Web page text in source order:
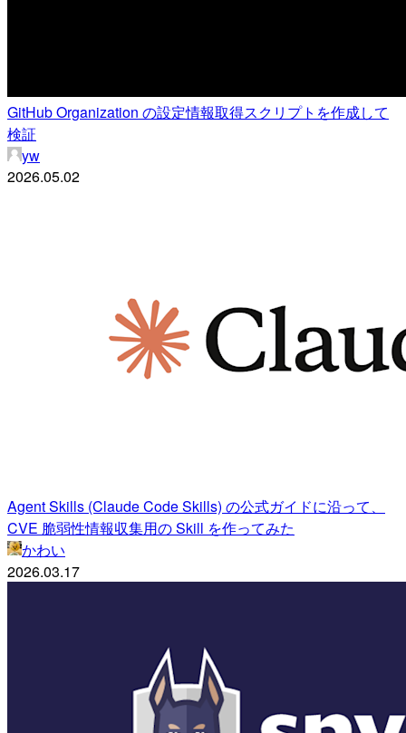
GitHub Organization の設定情報取得スクリプトを作成して
検証
yw
2026.05.02
Agent Skills (Claude Code Skills) の公式ガイドに沿って、
CVE 脆弱性情報収集用の Skill を作ってみた
かわい
2026.03.17